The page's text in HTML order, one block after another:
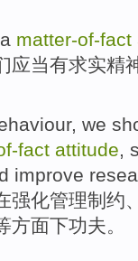
matter-of-fact
应当有求实精
, we
-fact attitude
improve
强化管理制约
方面下功夫。